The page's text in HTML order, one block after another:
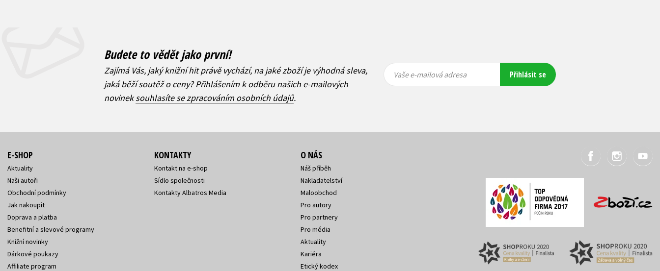
Budete to vědět jako první!
Zajímá Vás, jaký knižní hit právě vychází, na jaké zboží je výhodná sleva,
jaká běží soutěž o ceny? Přihlášením k odběru našich e-mailových
novineksouhlasíte se zpracováním osobních údajů.
mailová
mailová
Vaše e-mailová adresa Přihlásit se
E-SHOP
Aktuality
Naši autoři
Obchodní podmínky
Jak nakoupit
Doprava a platba
Benefitní a slevové programy
Knižní novinky
Dárkové poukazy
Affiliate program
KONTAKTY
Kontakt na e-shop
Sídlo společnosti
Kontakty Albatros Media
O NÁS
Náš příběh
Nakladatelství
Maloobchod
Pro autory
Pro partnery
Pro média
Aktuality
Kariéra
Etický kodex